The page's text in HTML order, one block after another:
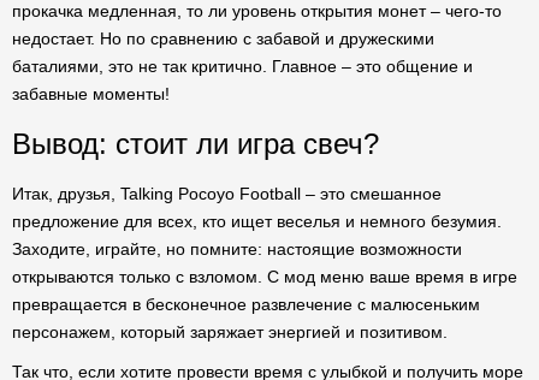
прокачка медленная, то ли уровень открытия монет – чего-то
недостает. Но по сравнению с забавой и дружескими
баталиями, это не так критично. Главное – это общение и
забавные моменты!
Вывод: стоит ли игра свеч?
Итак, друзья, Talking Pocoyo Football – это смешанное
предложение для всех, кто ищет веселья и немного безумия.
Заходите, играйте, но помните: настоящие возможности
открываются только с взломом. С мод меню ваше время в игре
превращается в бесконечное развлечение с малюсеньким
персонажем, который заряжает энергией и позитивом.
Так что, если хотите провести время с улыбкой и получить море